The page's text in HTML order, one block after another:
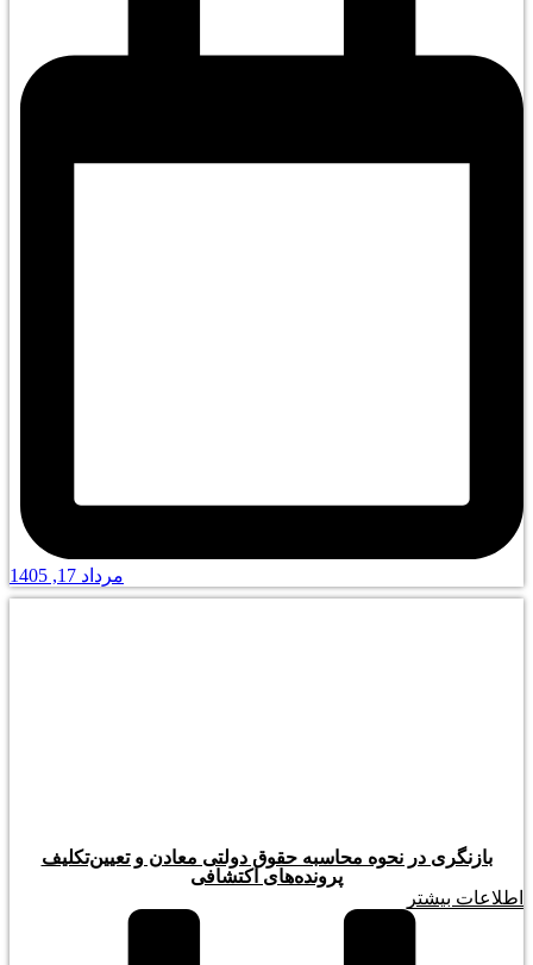
مرداد 17, 1405
بازنگری در نحوه محاسبه حقوق دولتی معادن و تعیین‌تکلیف
پرونده‌های اکتشافی
اطلاعات بیشتر